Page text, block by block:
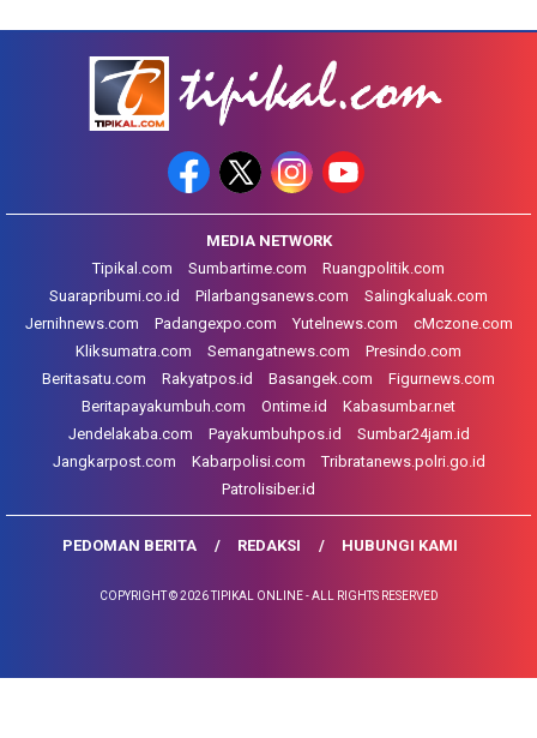
MEDIA NETWORK
Tipikal.com
Sumbartime.com
Ruangpolitik.com
Suarapribumi.co.id
Pilarbangsanews.com
Salingkaluak.com
Jernihnews.com
Padangexpo.com Yutelnews.com
cMczone.com
Kliksumatra.com
Semangatnews.com
Presindo.com
Beritasatu.com
Rakyatpos.id Basangek.com
Figurnews.com
Beritapayakumbuh.com
Ontime.id
Kabasumbar.net
Jendelakaba.com
Payakumbuhpos.id
Sumbar24jam.id
Jangkarpost.com
Kabarpolisi.com
Tribratanews.polri.go.id
Patrolisiber.id
PEDOMAN BERITA REDAKSI HUBUNGI KAMI
COPYRIGHT © 2026 TIPIKAL ONLINE - ALL RIGHTS RESERVED